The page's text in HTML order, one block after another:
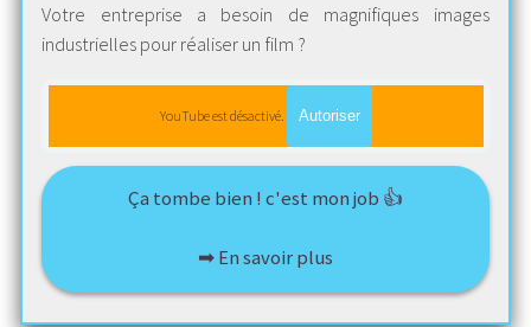
Votre entreprise a besoin de magnifiques images
industrielles pour réaliser un film ?
YouTube est désactivé. Autoriser
Ça tombe bien ! c'est mon job 👍
➡ En savoir plus